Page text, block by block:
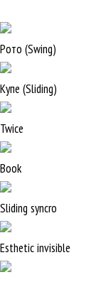
Рото (Swing)
Купе (Sliding)
Twice
Book
Sliding syncro
Esthetic invisible